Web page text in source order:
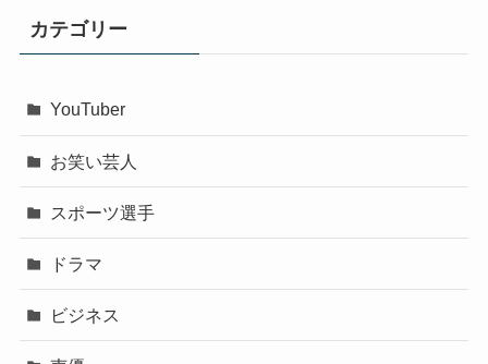
カテゴリー
YouTuber
お笑い芸人
スポーツ選手
ドラマ
ビジネス